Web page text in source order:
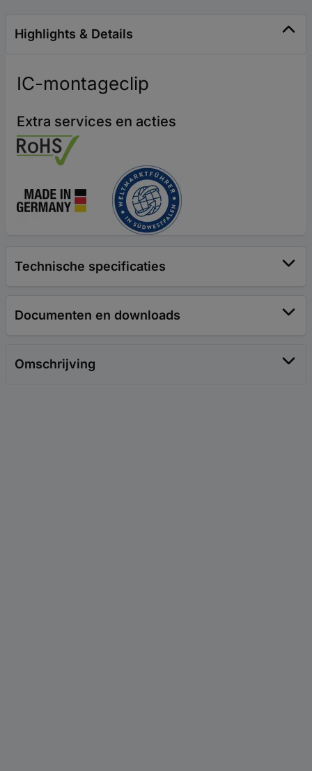
Highlights & Details
IC-montageclip
Extra services en acties
Technische specificaties
Documenten en downloads
Omschrijving